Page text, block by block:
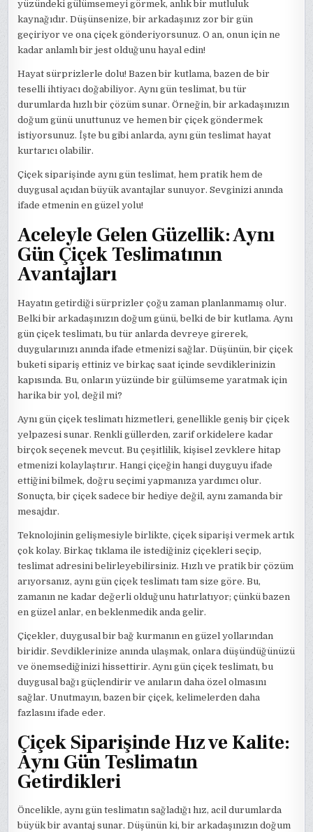
yüzündeki gülümsemeyi görmek, anlık bir mutluluk
kaynağıdır. Düşünsenize, bir arkadaşınız zor bir gün
geçiriyor ve ona çiçek gönderiyorsunuz. O an, onun için ne
kadar anlamlı bir jest olduğunu hayal edin!
Hayat sürprizlerle dolu! Bazen bir kutlama, bazen de bir
teselli ihtiyacı doğabiliyor. Aynı gün teslimat, bu tür
durumlarda hızlı bir çözüm sunar. Örneğin, bir arkadaşınızın
doğum günü unuttunuz ve hemen bir çiçek göndermek
istiyorsunuz. İşte bu gibi anlarda, aynı gün teslimat hayat
kurtarıcı olabilir.
Çiçek siparişinde aynı gün teslimat, hem pratik hem de
duygusal açıdan büyük avantajlar sunuyor. Sevginizi anında
ifade etmenin en güzel yolu!
Aceleyle Gelen Güzellik: Aynı
Gün Çiçek Teslimatının
Avantajları
Hayatın getirdiği sürprizler çoğu zaman planlanmamış olur.
Belki bir arkadaşınızın doğum günü, belki de bir kutlama. Aynı
gün çiçek teslimatı, bu tür anlarda devreye girerek,
duygularınızı anında ifade etmenizi sağlar. Düşünün, bir çiçek
buketi sipariş ettiniz ve birkaç saat içinde sevdiklerinizin
kapısında. Bu, onların yüzünde bir gülümseme yaratmak için
harika bir yol, değil mi?
Aynı gün çiçek teslimatı hizmetleri, genellikle geniş bir çiçek
yelpazesi sunar. Renkli güllerden, zarif orkidelere kadar
birçok seçenek mevcut. Bu çeşitlilik, kişisel zevklere hitap
etmenizi kolaylaştırır. Hangi çiçeğin hangi duyguyu ifade
ettiğini bilmek, doğru seçimi yapmanıza yardımcı olur.
Sonuçta, bir çiçek sadece bir hediye değil, aynı zamanda bir
mesajdır.
Teknolojinin gelişmesiyle birlikte, çiçek siparişi vermek artık
çok kolay. Birkaç tıklama ile istediğiniz çiçekleri seçip,
teslimat adresini belirleyebilirsiniz. Hızlı ve pratik bir çözüm
arıyorsanız, aynı gün çiçek teslimatı tam size göre. Bu,
zamanın ne kadar değerli olduğunu hatırlatıyor; çünkü bazen
en güzel anlar, en beklenmedik anda gelir.
Çiçekler, duygusal bir bağ kurmanın en güzel yollarından
biridir. Sevdiklerinize anında ulaşmak, onlara düşündüğünüzü
ve önemsediğinizi hissettirir. Aynı gün çiçek teslimatı, bu
duygusal bağı güçlendirir ve anıların daha özel olmasını
sağlar. Unutmayın, bazen bir çiçek, kelimelerden daha
fazlasını ifade eder.
Çiçek Siparişinde Hız ve Kalite:
Aynı Gün Teslimatın
Getirdikleri
Öncelikle, aynı gün teslimatın sağladığı hız, acil durumlarda
büyük bir avantaj sunar. Düşünün ki, bir arkadaşınızın doğum